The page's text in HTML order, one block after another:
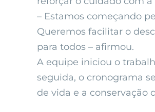
– Estamos começando
Queremos facilitar o
para todos – afirmou.
A equipe iniciou o
seguida, o cronograma
de vida e a conservação